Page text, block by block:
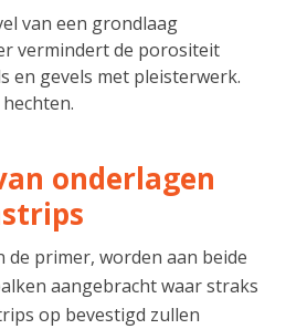
van een grondlaag
vermindert de porositeit
en gevels met pleisterwerk.
onderlagen
de primer, worden aan beide
aangebracht waar straks
op bevestigd zullen